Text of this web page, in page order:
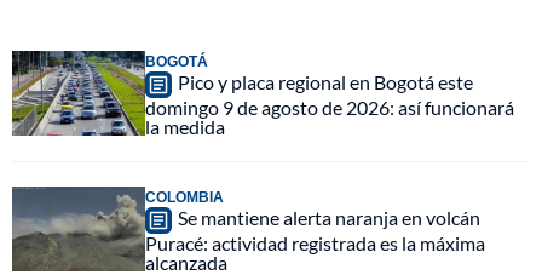
BOGOTÁ
Pico y placa regional en Bogotá este
domingo 9 de agosto de 2026: así funcionará
la medida
COLOMBIA
Se mantiene alerta naranja en volcán
Puracé: actividad registrada es la máxima
alcanzada